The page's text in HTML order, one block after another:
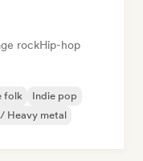
rockHip-hop
folk
Indie pop
Heavy metal